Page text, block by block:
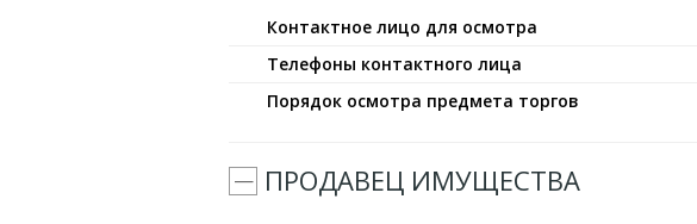
Контактное лицо для осмотра
Телефоны контактного лица
Порядок осмотра предмета торгов
ПРОДАВЕЦ ИМУЩЕСТВА